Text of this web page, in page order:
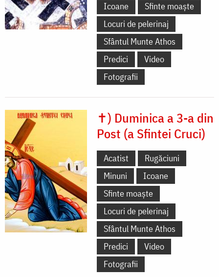
Icoane
Sfinte moaște
Locuri de pelerinaj
Sfântul Munte Athos
Predici
Video
Fotografii
✝) Duminica a 3-a din
Post (a Sfintei Cruci)
Acatist
Rugăciuni
Minuni
Icoane
Sfinte moaște
Locuri de pelerinaj
Sfântul Munte Athos
Predici
Video
Fotografii